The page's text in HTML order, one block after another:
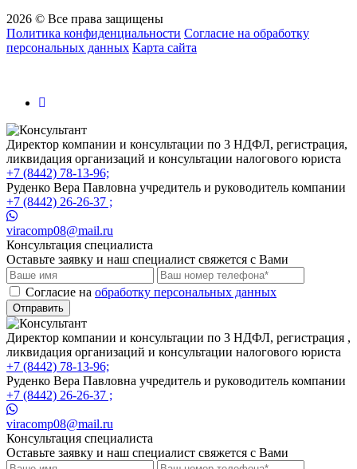
2026 © Все права защищены
Политика конфиденциальности Согласие на обработку
персональных данных Карта сайта
Директор компании и консультации по 3 НДФЛ, регистрация,
ликвидация организаций и консультации налогового юриста
+7 (8442) 78-13-96;
Руденко Вера Павловна учредитель и руководитель компании
+7 (8442) 26-26-37 ;
viracomp08@mail.ru
Консультация специалиста
Оставьте заявку и наш специалист свяжется с Вами
Cогласие на обработку персональных данных
Отправить
Директор компании и консультации по 3 НДФЛ, регистрация ,
ликвидация организаций и консультации налогового юриста
+7 (8442) 78-13-96;
Руденко Вера Павловна учредитель и руководитель компании
+7 (8442) 26-26-37 ;
viracomp08@mail.ru
Консультация специалиста
Оставьте заявку и наш специалист свяжется с Вами